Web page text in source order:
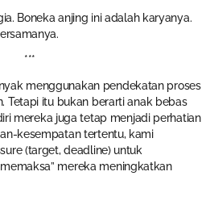
Boneka anjing ini adalah karyanya.
***
menggunakan pendekatan proses
Tetapi itu bukan berarti anak bebas
mereka juga tetap menjadi perhatian
kesempatan tertentu, kami
(target, deadline) untuk
mereka meningkatkan